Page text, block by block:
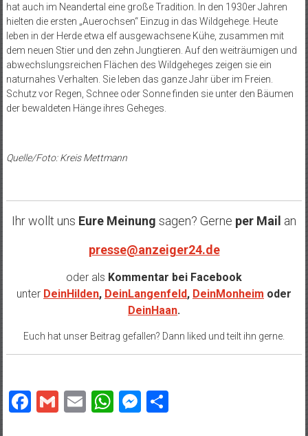
hat auch im Neandertal eine große Tradition. In den 1930er Jahren
hielten die ersten „Auerochsen“ Einzug in das Wildgehege. Heute
leben in der Herde etwa elf ausgewachsene Kühe, zusammen mit
dem neuen Stier und den zehn Jungtieren. Auf den weiträumigen und
abwechslungsreichen Flächen des Wildgeheges zeigen sie ein
naturnahes Verhalten. Sie leben das ganze Jahr über im Freien.
Schutz vor Regen, Schnee oder Sonne finden sie unter den Bäumen
der bewaldeten Hänge ihres Geheges.
Quelle/Foto: Kreis Mettmann
Ihr wollt uns Eure Meinung sagen? Gerne per Mail an
presse@anzeiger24.de
oder als Kommentar bei Facebook
unter DeinHilden, DeinLangenfeld, DeinMonheim oder
DeinHaan.
Euch hat unser Beitrag gefallen? Dann liked und teilt ihn gerne.
Facebook
Gmail
EmailWhatsApp
Messenger
Teilen